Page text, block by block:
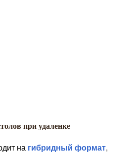
при удаленке
на гибридный формат,